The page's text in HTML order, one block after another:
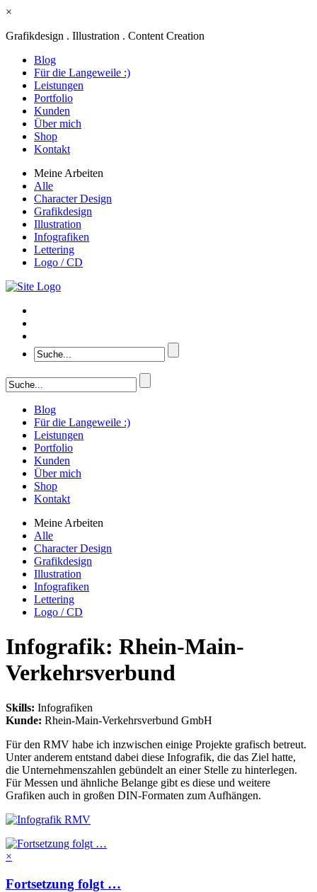
×
Grafikdesign . Illustration . Content Creation
Blog
Für die Langeweile :)
Leistungen
Portfolio
Kunden
Über mich
Shop
Kontakt
Meine Arbeiten
Alle
Character Design
Grafikdesign
Illustration
Infografiken
Lettering
Logo / CD
Blog
Für die Langeweile :)
Leistungen
Portfolio
Kunden
Über mich
Shop
Kontakt
Meine Arbeiten
Alle
Character Design
Grafikdesign
Illustration
Infografiken
Lettering
Logo / CD
Infografik: Rhein-Main-
Verkehrsverbund
Skills: Infografiken
Kunde: Rhein-Main-Verkehrsverbund GmbH
Für den RMV habe ich inzwischen einige Projekte grafisch betreut.
Unter anderem entstand dabei diese Infografik, die das Ziel hatte,
die Unternehmenszahlen gebündelt an einer Stelle zu hinterlegen.
Für Messen und ähnliche Belange gibt es diese und weitere
Grafiken auch in großen DIN-Formaten zum Aufhängen.
×
Fortsetzung folgt …